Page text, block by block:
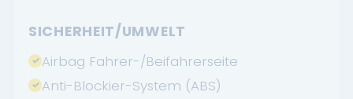
SICHERHEIT/UMWELT
Airbag Fahrer-/Beifahrerseite
Anti-Blockier-System (ABS)